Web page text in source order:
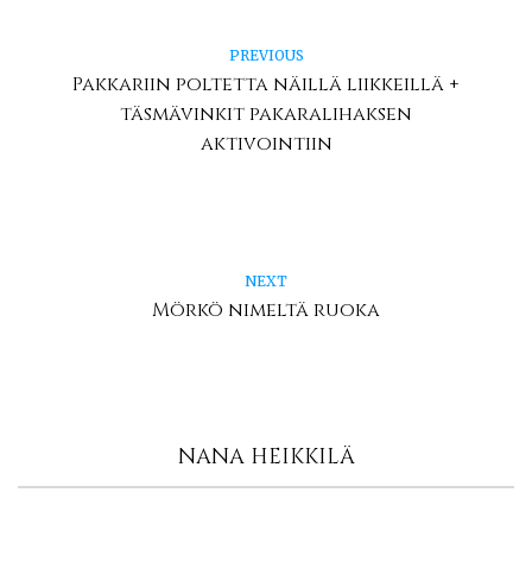
PREVIOUS
Pakkariin poltetta näillä liikkeillä +
täsmävinkit pakaralihaksen
aktivointiin
NEXT
Mörkö nimeltä ruoka
NANA HEIKKILÄ